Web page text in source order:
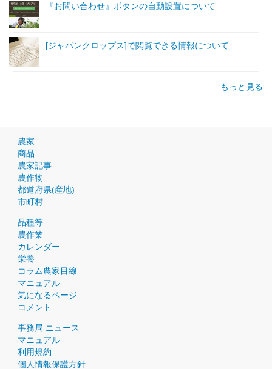
『お問い合わせ』ボタンの自動設置について
[ジャパンクロップス]で閲覧できる情報について
もっと見る
農家
商品
農家記事
農作物
都道府県(産地)
市町村
品種等
農作業
カレンダー
栄養
コラム農家目線
マニュアル
気になるページ
コメント
事務局 ニュース
マニュアル
利用規約
個人情報保護方針